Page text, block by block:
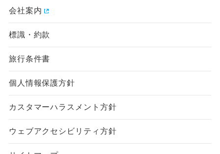
会社案内
標識・約款
旅行条件書
個人情報保護方針
カスタマーハラスメント方針
ウェブアクセシビリティ方針